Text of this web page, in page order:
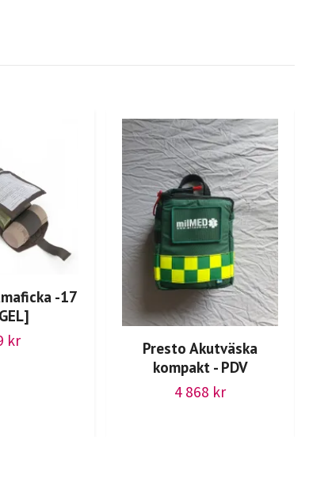
-17
kr
Presto Akutväska
kompakt - PDV
4 868 kr